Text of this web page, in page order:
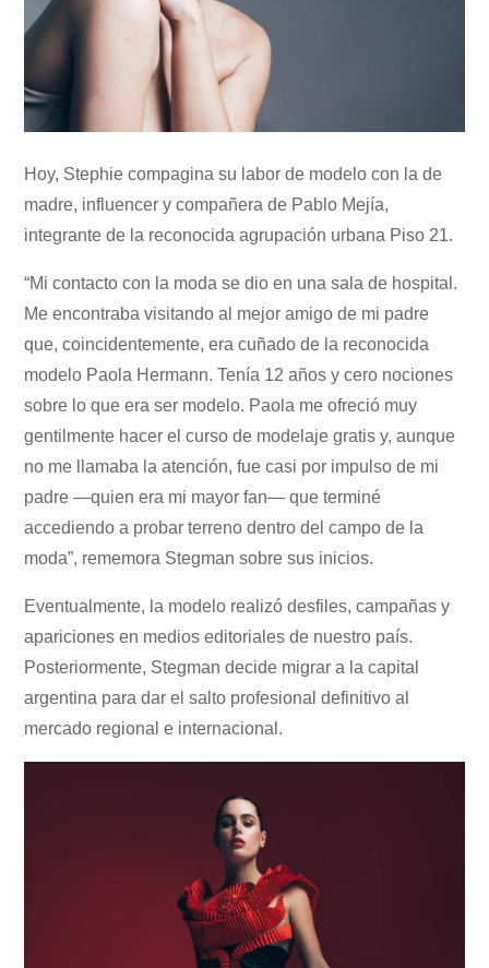
Hoy, Stephie compagina su labor de modelo con la de
madre, influencer y compañera de Pablo Mejía,
integrante de la reconocida agrupación urbana Piso 21.
“Mi contacto con la moda se dio en una sala de hospital.
Me encontraba visitando al mejor amigo de mi padre
que, coincidentemente, era cuñado de la reconocida
modelo Paola Hermann. Tenía 12 años y cero nociones
sobre lo que era ser modelo. Paola me ofreció muy
gentilmente hacer el curso de modelaje gratis y, aunque
no me llamaba la atención, fue casi por impulso de mi
padre —quien era mi mayor fan— que terminé
accediendo a probar terreno dentro del campo de la
moda”, rememora Stegman sobre sus inicios.
Eventualmente, la modelo realizó desfiles, campañas y
apariciones en medios editoriales de nuestro país.
Posteriormente, Stegman decide migrar a la capital
argentina para dar el salto profesional definitivo al
mercado regional e internacional.